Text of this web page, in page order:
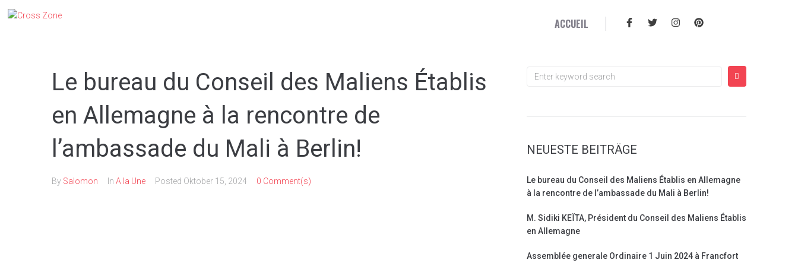
ACCUEIL
Le bureau du Conseil des Maliens Établis
en Allemagne à la rencontre de
l’ambassade du Mali à Berlin!
By Salomon In A la Une Posted Oktober 15, 2024 0 Comment(s)
NEUESTE BEITRÄGE
Le bureau du Conseil des Maliens Établis en Allemagne
à la rencontre de l’ambassade du Mali à Berlin!
M. Sidiki KEÏTA, Président du Conseil des Maliens Établis
en Allemagne
Assemblée generale Ordinaire 1 Juin 2024 à Francfort